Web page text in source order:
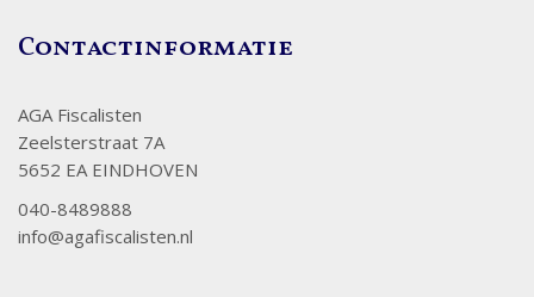
Contactinformatie
AGA Fiscalisten
Zeelsterstraat 7A
5652 EA EINDHOVEN
040-8489888
info@agafiscalisten.nl